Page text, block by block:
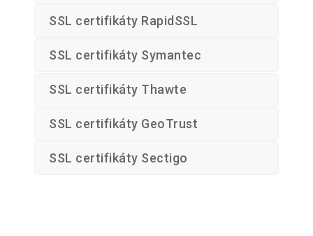
SSL certifikáty RapidSSL
SSL certifikáty Symantec
SSL certifikáty Thawte
SSL certifikáty GeoTrust
SSL certifikáty Sectigo